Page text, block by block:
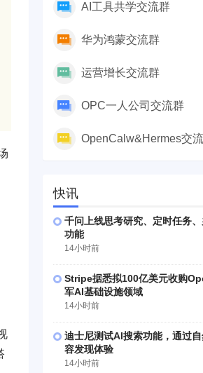
AI工具共学交流群
华为鸿蒙交流群
运营增长交流群
OPC一人公司交流群
OpenCalw&Hermes交
快讯
千问上线思考研究、定时任务
功能
14小时前
Stripe据悉拟100亿美元收购
军AI基础设施领域
14小时前
迪士尼测试AI搜索功能，通过
容发现体验
14小时前